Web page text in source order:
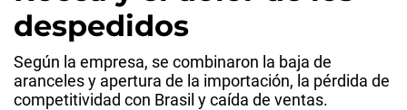
despedidos
Según la empresa, se combinaron la baja de
aranceles y apertura de la importación, la pérdida de
competitividad con Brasil y caída de ventas.